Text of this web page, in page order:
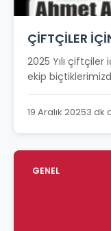
ÇİFTÇİLER
2025 Yılı
ekip
19 Aralık 20253 dk
GENEL